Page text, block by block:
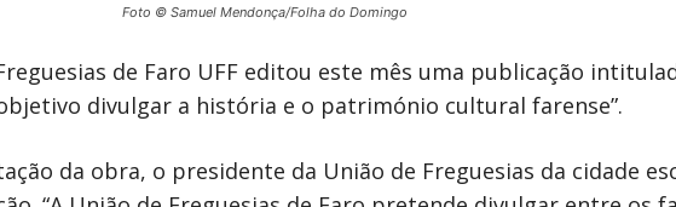
Foto © Samuel Mendonça/Folha do Domingo
de Faro UFF editou este mês uma publicação
divulgar a história e o património cultural farense”.
da obra, o presidente da União de Freguesias da cidade